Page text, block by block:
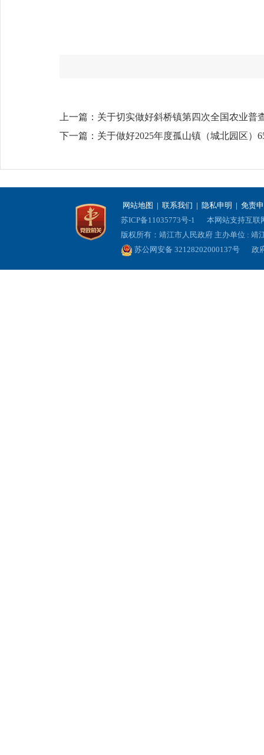
上一篇： 关于切实做好斜桥镇第四次全国农业普
下一篇： 关于做好2025年度孤山镇（城北园区）
网站地图 | 联系我们 | 隐私申明 | 免责
苏ICP备11035773号-1
本网站支持互联
版权所有：靖江市人民政府 主办单位 : 靖
苏公网安备 32128202000137号
政